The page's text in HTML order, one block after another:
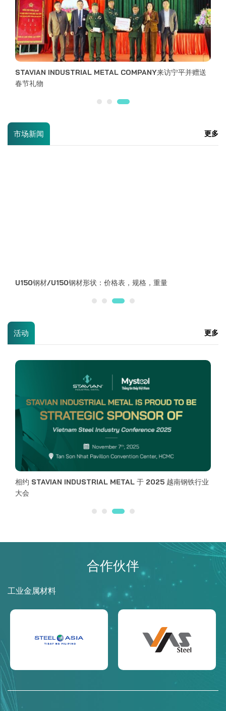
市场新闻 更多
在 2025 铝工业展 – 铜工业展 – 轻量化亚洲展 与 STAVIAN
INDUSTRIAL METAL 相遇
合作伙伴